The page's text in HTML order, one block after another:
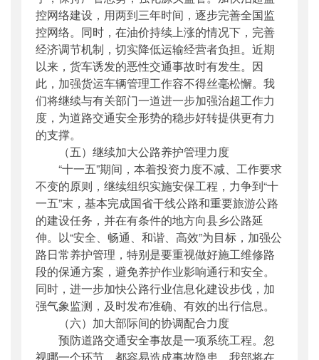
控网络建设，用两到三年时间，逐步完善全国监
控网络。同时，在油价持续上涨的情况下，完善
经济调节机制，切实降低运输经营者负担。近期
以来，货车诱发的恶性交通事故时有发生。因
此，加强货运车辆管理工作容不得丝毫松懈。我
们将继续与有关部门一道进一步加强治超工作力
度，为道路交通安全形势的稳步好转提供更有力
的支撑。
（五）继续加大公路养护管理力度
“十一五”期间，本着投资力度不减、工作要求
不变的原则，继续组织实施安保工程，力争到“十
一五”末，基本完成国省干线公路和重要旅游公路
的建设任务，并在有条件的地方向县乡公路延
伸。以“安全、畅通、和谐、高效”为目标，加强公
路日常养护管理，特别是要重视做好施工维修路
段的保通方案，避免养护作业影响通行和安全。
同时，进一步加快公路行业信息化建设步伐，加
强气象监测，及时发布准确、有效的出行信息。
（六）加大部际间的协调配合力度
预防道路交通安全事故是一项系统工程。忽
视哪一个环节，都容易造成事故隐患。我部将在